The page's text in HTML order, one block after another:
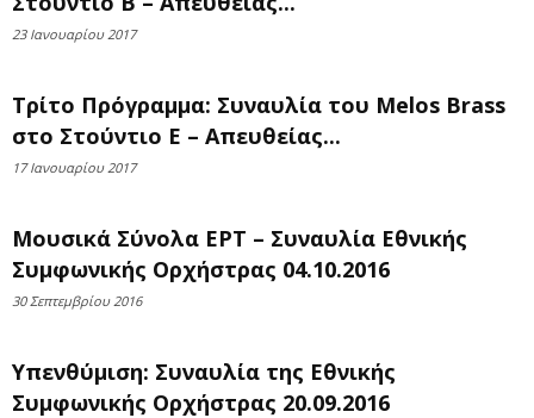
23 Ιανουαρίου 2017
Τρίτο Πρόγραμμα: Συναυλία του Melos Brass
στο Στούντιο Ε – Απευθείας...
17 Ιανουαρίου 2017
Μουσικά Σύνολα ΕΡΤ – Συναυλία Εθνικής
Συμφωνικής Ορχήστρας 04.10.2016
30 Σεπτεμβρίου 2016
Υπενθύμιση: Συναυλία της Εθνικής
Συμφωνικής Ορχήστρας 20.09.2016